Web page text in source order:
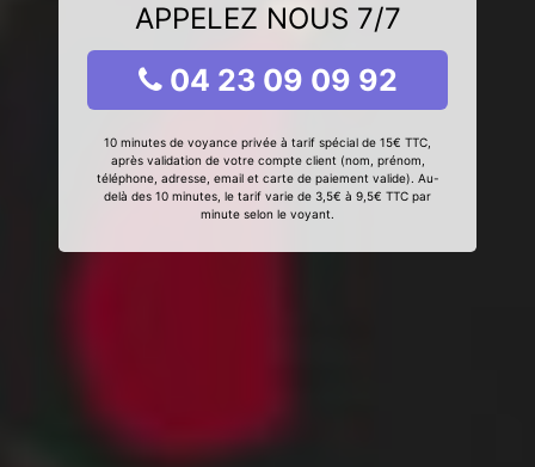
APPELEZ NOUS 7/7
04 23 09 09 92
10 minutes de voyance privée à tarif spécial de 15€ TTC,
après validation de votre compte client (nom, prénom,
téléphone, adresse, email et carte de paiement valide). Au-
delà des 10 minutes, le tarif varie de 3,5€ à 9,5€ TTC par
minute selon le voyant.